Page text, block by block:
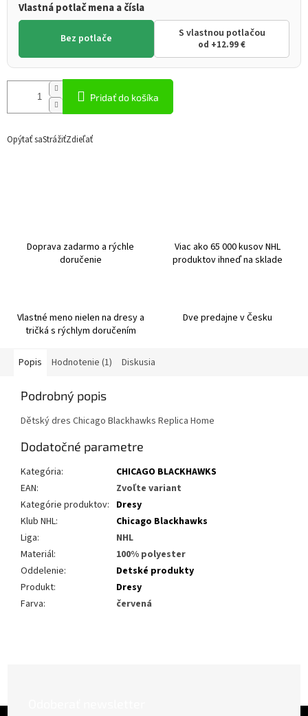
Vlastná potlač mena a čísla
Bez potlače S vlastnou potlačou
od +12.99 €
Pridať do košíka
Opýtať saStrážiťZdieľať
Doprava zadarmo a rýchle
doručenie
Viac ako 65 000 kusov NHL
produktov ihneď na sklade
Vlastné meno nielen na dresy a
tričká s rýchlym doručením
Dve predajne v Česku
Popis Hodnotenie (1) Diskusia
Podrobný popis
Dětský dres Chicago Blackhawks Replica Home
Dodatočné parametre
Kategória:
CHICAGO BLACKHAWKS
EAN:
Zvoľte variant
Kategórie produktov: Dresy
Klub NHL:
Chicago Blackhawks
Liga:
NHL
Materiál:
100% polyester
Oddelenie:
Detské produkty
Produkt:
Dresy
Farva: červená